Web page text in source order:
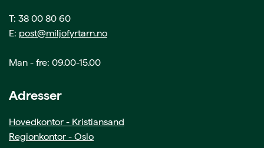
T: 38 00 80 60
E: post@miljofyrtarn.no
Man - fre: 09.00-15.00
Adresser
Hovedkontor - Kristiansand
Regionkontor - Oslo